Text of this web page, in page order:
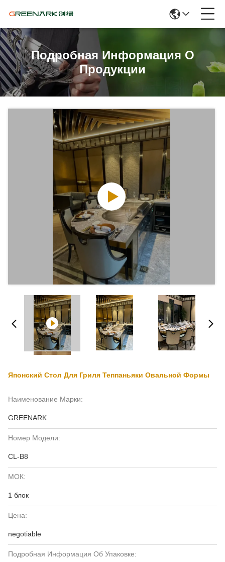
Подробная Информация О
Продукции
Японский Стол Для Гриля Теппаньяки Овальной Формы
Наименование Марки:
GREENARK
Номер Модели:
CL-B8
МОК:
1 блок
Цена:
negotiable
Подробная Информация Об Упаковке: